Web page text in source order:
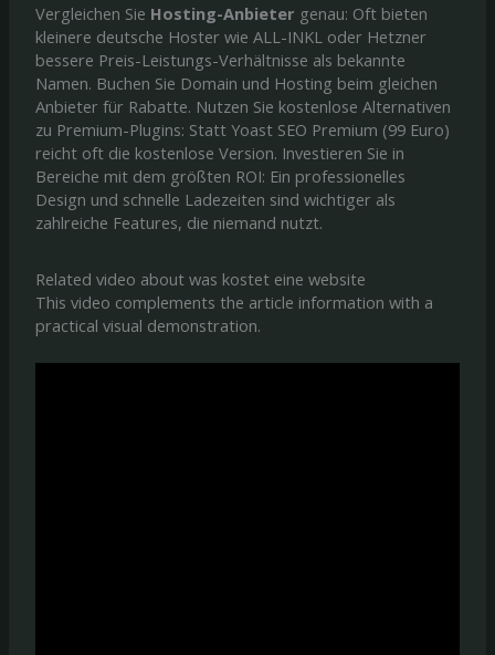
Vergleichen Sie Hosting-Anbieter genau: Oft bieten
kleinere deutsche Hoster wie ALL-INKL oder Hetzner
bessere Preis-Leistungs-Verhältnisse als bekannte
Namen. Buchen Sie Domain und Hosting beim gleichen
Anbieter für Rabatte. Nutzen Sie kostenlose Alternativen
zu Premium-Plugins: Statt Yoast SEO Premium (99 Euro)
reicht oft die kostenlose Version. Investieren Sie in
Bereiche mit dem größten ROI: Ein professionelles
Design und schnelle Ladezeiten sind wichtiger als
zahlreiche Features, die niemand nutzt.
Related video about was kostet eine website
This video complements the article information with a
practical visual demonstration.